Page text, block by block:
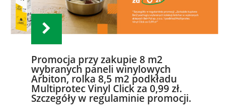
Promocja przy zakupie 8 m2
wybranych paneli winylowych
Arbiton, rolka 8,5 m2 podkładu
Multiprotec Vinyl Click za 0,99 zł.
Szczegóły w regulaminie promocji.